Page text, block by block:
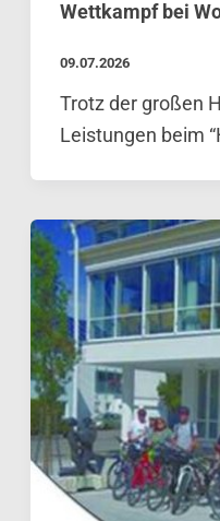
Wettkampf bei
09.07.2026
Trotz der großen
Leistungen beim